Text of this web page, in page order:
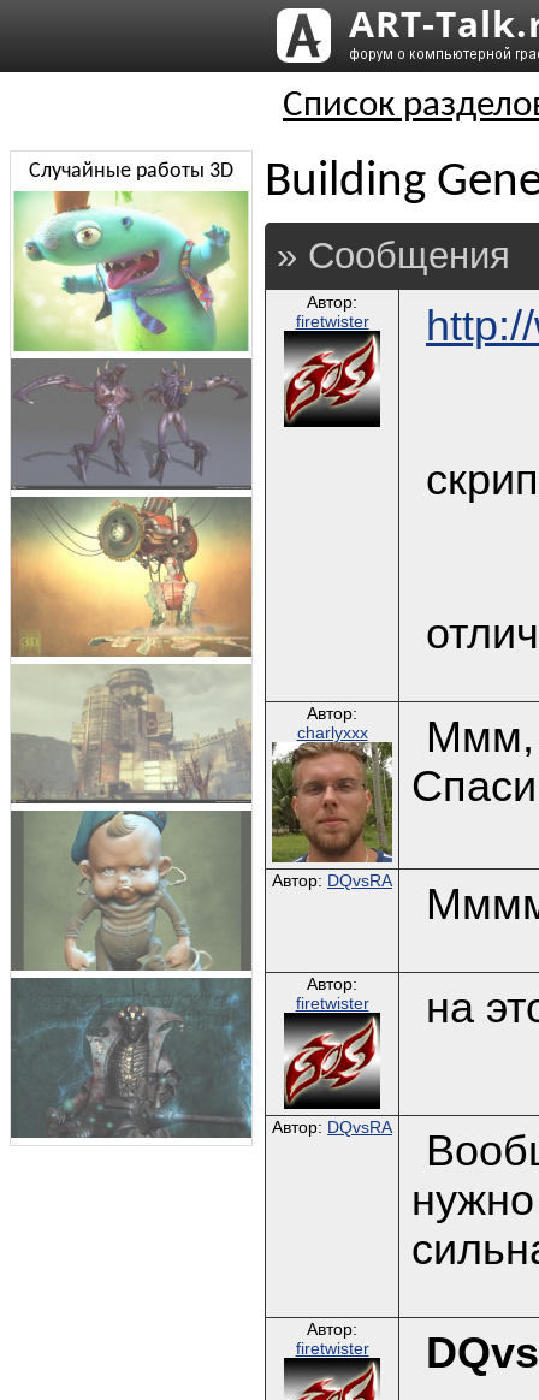
Список
Building
» Сообщения
Автор:
firetwister
Автор:
charlyxxx
Ммм,
Автор: DQvsRA
Автор:
firetwister
на
Автор: DQvsRA
Автор:
firetwister
Случайные работы 3D